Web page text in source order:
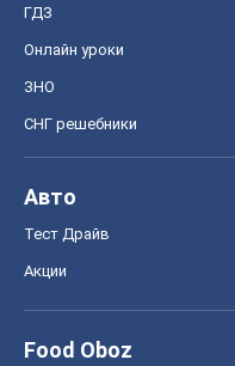
ГДЗ
Онлайн уроки
ЗНО
СНГ решебники
Авто
Тест Драйв
Акции
Food Oboz